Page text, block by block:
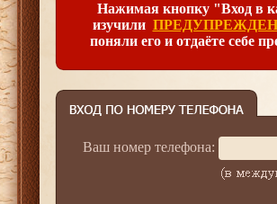
Нажимая кнопку "Вход в
изучили
поняли его и отдаёте себе
Ваш номер телефона: